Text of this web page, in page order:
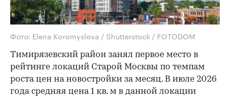
Фото: Elena Koromyslova / Shutterstock / FOTODOM
Тимирязевский район занял первое место в
рейтинге локаций Старой Москвы по темпам
роста цен на новостройки за месяц. В июле 2026
года средняя цена 1 кв. м в данной локации